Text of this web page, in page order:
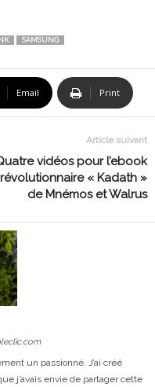
SAMSUNG
Email Print
Article suivant
vidéos pour l’ebook
révolutionnaire « Kadath »
de Mnémos et Walrus
un passionné. J’ai créé
j’avais envie de partager cette